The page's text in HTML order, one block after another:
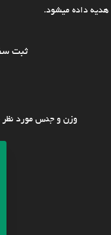
هدیه داده میشود.
ثبت
وزن و جنس مورد نظر